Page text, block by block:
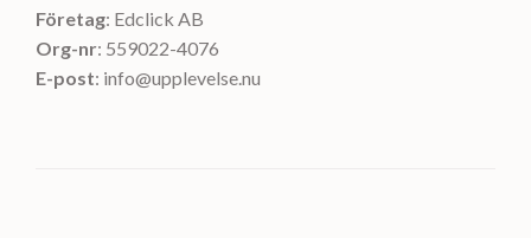
Företag: Edclick AB
Org-nr: 559022-4076
E-post: info@upplevelse.nu